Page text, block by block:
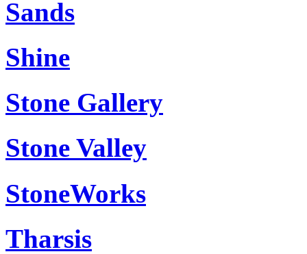
Sands
Shine
Stone Gallery
Stone Valley
StoneWorks
Tharsis